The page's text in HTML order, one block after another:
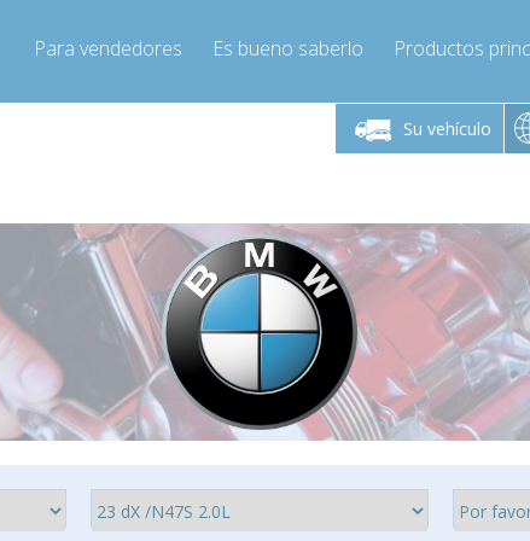
Para vendedores Es bueno saberlo Productos
Su vehículo
de 9:00 a De lunes a viernes de 9:00 a
16:00
Info@compressor-express.es
De lunes a